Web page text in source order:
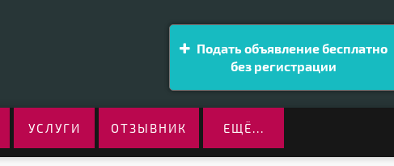
Подать объявление бесплатно
без регистрации
УСЛУГИ ОТЗЫВНИК ЕЩЁ...